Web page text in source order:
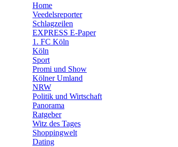
🛒 Shoppingwelt
🧩 Spiele
Home
Veedelsreporter
Schlagzeilen
EXPRESS E-Paper
1. FC Köln
Köln
Sport
Promi und Show
Kölner Umland
NRW
Politik und Wirtschaft
Panorama
Ratgeber
Witz des Tages
Shoppingwelt
Dating